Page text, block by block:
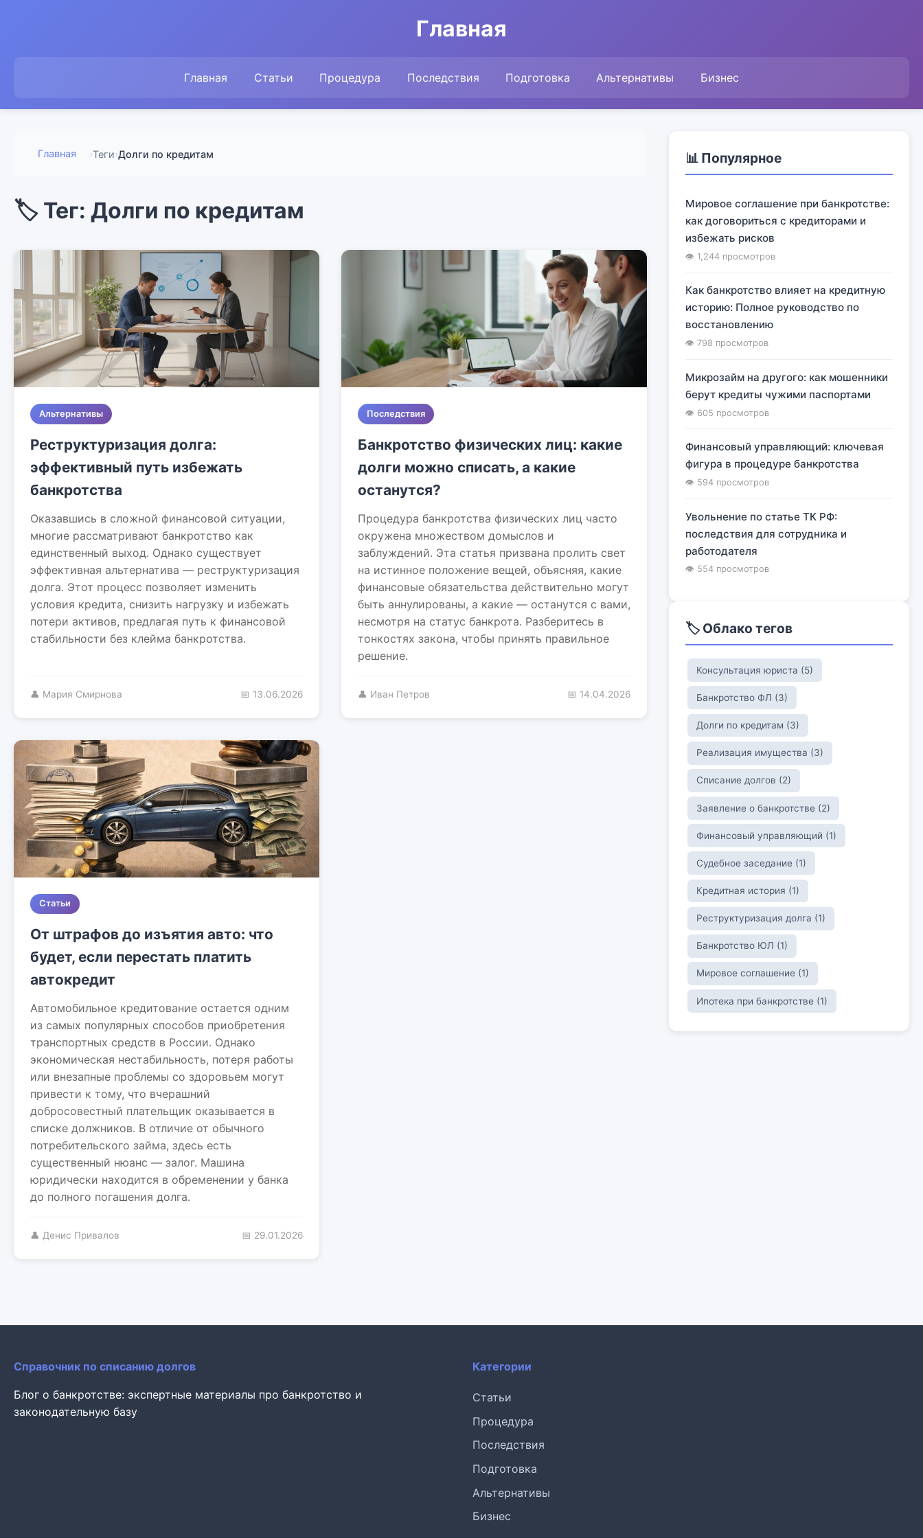
Главная
Главная Статьи Процедура Последствия Подготовка Альтернативы Бизнес
Главная ›Теги›Долги по кредитам
🏷️ Тег: Долги по кредитам
Альтернативы
Реструктуризация долга:
эффективный путь избежать
банкротства
Оказавшись в сложной финансовой ситуации,
многие рассматривают банкротство как
единственный выход. Однако существует
эффективная альтернатива — реструктуризация
долга. Этот процесс позволяет изменить
условия кредита, снизить нагрузку и избежать
потери активов, предлагая путь к финансовой
стабильности без клейма банкротства.
👤 Мария Смирнова 📅 13.06.2026
Последствия
Банкротство физических лиц: какие
долги можно списать, а какие
останутся?
Процедура банкротства физических лиц часто
окружена множеством домыслов и
заблуждений. Эта статья призвана пролить свет
на истинное положение вещей, объясняя, какие
финансовые обязательства действительно могут
быть аннулированы, а какие — останутся с вами,
несмотря на статус банкрота. Разберитесь в
тонкостях закона, чтобы принять правильное
решение.
👤 Иван Петров 📅 14.04.2026
Статьи
От штрафов до изъятия авто: что
будет, если перестать платить
автокредит
Автомобильное кредитование остается одним
из самых популярных способов приобретения
транспортных средств в России. Однако
экономическая нестабильность, потеря работы
или внезапные проблемы со здоровьем могут
привести к тому, что вчерашний
добросовестный плательщик оказывается в
списке должников. В отличие от обычного
потребительского займа, здесь есть
существенный нюанс — залог. Машина
юридически находится в обременении у банка
до полного погашения долга.
👤 Денис Привалов 📅 29.01.2026
📊 Популярное
Мировое соглашение при банкротстве:
как договориться с кредиторами и
избежать рисков
👁 1,244 просмотров
Как банкротство влияет на кредитную
историю: Полное руководство по
восстановлению
👁 798 просмотров
Микрозайм на другого: как мошенники
берут кредиты чужими паспортами
👁 605 просмотров
Финансовый управляющий: ключевая
фигура в процедуре банкротства
👁 594 просмотров
Увольнение по статье ТК РФ:
последствия для сотрудника и
работодателя
👁 554 просмотров
🏷️ Облако тегов
Консультация юриста (5)
Банкротство ФЛ (3)
Долги по кредитам (3)
Реализация имущества (3)
Списание долгов (2)
Заявление о банкротстве (2)
Финансовый управляющий (1)
Судебное заседание (1)
Кредитная история (1)
Реструктуризация долга (1)
Банкротство ЮЛ (1)
Мировое соглашение (1)
Ипотека при банкротстве (1)
Справочник по списанию долгов
Блог о банкротстве: экспертные материалы про банкротство и
законодательную базу
Категории
Статьи
Процедура
Последствия
Подготовка
Альтернативы
Бизнес